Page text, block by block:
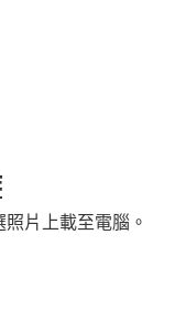
片上載至電腦。